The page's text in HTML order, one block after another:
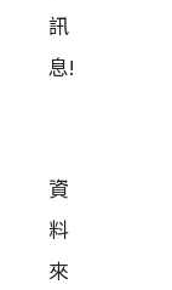
訊
息!
資
料
來